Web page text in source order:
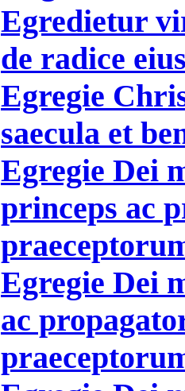
Egredietur
de radice
Egregie
saecula et
Egregie Dei
princeps ac
Egregie Dei
ac